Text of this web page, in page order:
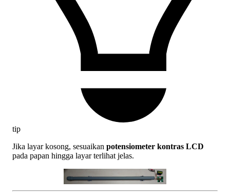
tip
Jika layar kosong, sesuaikan potensiometer kontras LCD
pada papan hingga layar terlihat jelas.